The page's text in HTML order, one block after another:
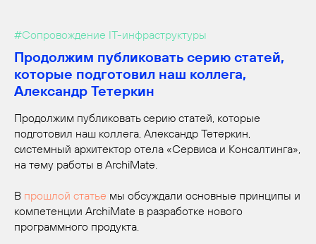
#Сопровождение IT-инфраструктуры
Продолжим публиковать серию статей,
которые подготовил наш коллега,
Александр Тетеркин
Продолжим публиковать серию статей, которые
подготовил наш коллега, Александр Тетеркин,
системный архитектор отела «Сервиса и Консалтинга»,
на тему работы в ArchiMate.
В прошлой статье мы обсуждали основные принципы и
компетенции ArchiMate в разработке нового
программного продукта.